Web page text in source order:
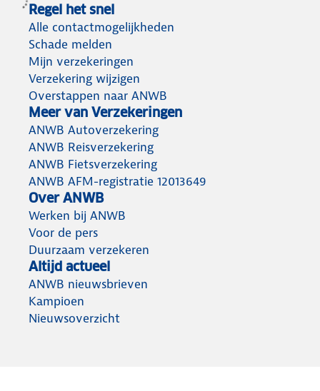
Regel het snel
Alle contactmogelijkheden
Schade melden
Mijn verzekeringen
Verzekering wijzigen
Overstappen naar ANWB
Meer van Verzekeringen
ANWB Autoverzekering
ANWB Reisverzekering
ANWB Fietsverzekering
ANWB AFM-registratie 12013649
Over ANWB
Werken bij ANWB
Voor de pers
Duurzaam verzekeren
Altijd actueel
ANWB nieuwsbrieven
Kampioen
Nieuwsoverzicht